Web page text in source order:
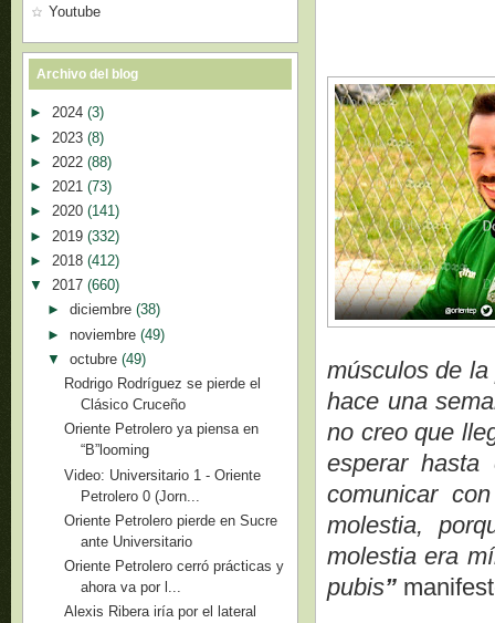
músculos de
hace una
no creo que
esperar
comunicar
molestia,
molestia era
pubis”
Youtube
Archivo del blog
► 2024 (3)
► 2023 (8)
► 2022 (88)
► 2021 (73)
► 2020 (141)
► 2019 (332)
► 2018 (412)
▼ 2017 (660)
► diciembre (38)
► noviembre (49)
▼ octubre (49)
Rodrigo Rodríguez se pierde el
Clásico Cruceño
Oriente Petrolero ya piensa en
“B”looming
Video: Universitario 1 - Oriente
Petrolero 0 (Jorn...
Oriente Petrolero pierde en Sucre
ante Universitario
Oriente Petrolero cerró prácticas y
ahora va por l...
Alexis Ribera iría por el lateral